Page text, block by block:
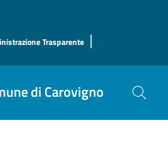
Trasparente |
di Carovigno